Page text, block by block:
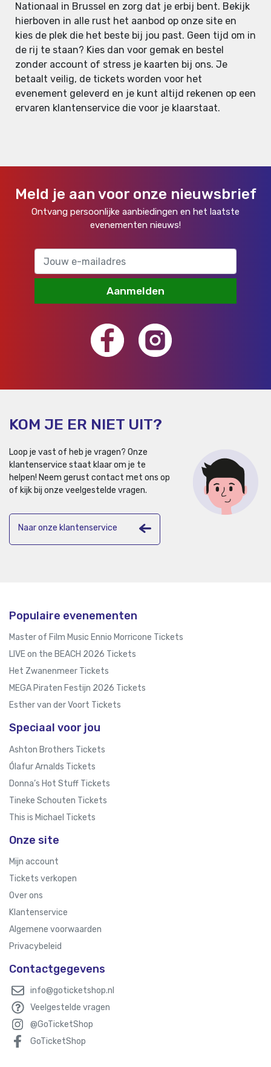
Nationaal in Brussel en zorg dat je erbij bent. Bekijk
hierboven in alle rust het aanbod op onze site en
kies de plek die het beste bij jou past. Geen tijd om in
de rij te staan? Kies dan voor gemak en bestel
zonder account of stress je kaarten bij ons. Je
betaalt veilig, de tickets worden voor het
evenement geleverd en je kunt altijd rekenen op een
ervaren klantenservice die voor je klaarstaat.
Meld je aan voor onze nieuwsbrief
Ontvang persoonlijke aanbiedingen en het laatste
evenementen nieuws!
Aanmelden
KOM JE ER NIET UIT?
Loop je vast of heb je vragen? Onze
klantenservice staat klaar om je te
helpen! Neem gerust contact met ons op
of kijk bij onze veelgestelde vragen.
Naar onze klantenservice
Populaire evenementen
Master of Film Music Ennio Morricone Tickets
LIVE on the BEACH 2026 Tickets
Het Zwanenmeer Tickets
MEGA Piraten Festijn 2026 Tickets
Esther van der Voort Tickets
Speciaal voor jou
Ashton Brothers Tickets
Ólafur Arnalds Tickets
Donna’s Hot Stuff Tickets
Tineke Schouten Tickets
This is Michael Tickets
Onze site
Mijn account
Tickets verkopen
Over ons
Klantenservice
Algemene voorwaarden
Privacybeleid
Contactgegevens
info@goticketshop.nl
Veelgestelde vragen
@GoTicketShop
GoTicketShop